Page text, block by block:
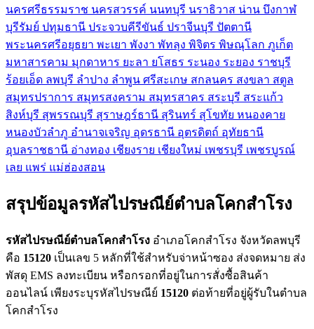
นครศรีธรรมราช นครสวรรค์ นนทบุรี นราธิวาส น่าน บึงกาฬ
บุรีรัมย์ ปทุมธานี ประจวบคีรีขันธ์ ปราจีนบุรี ปัตตานี
พระนครศรีอยุธยา พะเยา พังงา พัทลุง พิจิตร พิษณุโลก ภูเก็ต
มหาสารคาม มุกดาหาร ยะลา ยโสธร ระนอง ระยอง ราชบุรี
ร้อยเอ็ด ลพบุรี ลำปาง ลำพูน ศรีสะเกษ สกลนคร สงขลา สตูล
สมุทรปราการ สมุทรสงคราม สมุทรสาคร สระบุรี สระแก้ว
สิงห์บุรี สุพรรณบุรี สุราษฎร์ธานี สุรินทร์ สุโขทัย หนองคาย
หนองบัวลำภู อำนาจเจริญ อุดรธานี อุตรดิตถ์ อุทัยธานี
อุบลราชธานี อ่างทอง เชียงราย เชียงใหม่ เพชรบุรี เพชรบูรณ์
เลย แพร่ แม่ฮ่องสอน
สรุปข้อมูลรหัสไปรษณีย์ตำบลโคกสำโรง
รหัสไปรษณีย์ตำบลโคกสำโรง อำเภอโคกสำโรง จังหวัดลพบุรี
คือ 15120 เป็นเลข 5 หลักที่ใช้สำหรับจ่าหน้าซอง ส่งจดหมาย ส่ง
พัสดุ EMS ลงทะเบียน หรือกรอกที่อยู่ในการสั่งซื้อสินค้า
ออนไลน์ เพียงระบุรหัสไปรษณีย์ 15120 ต่อท้ายที่อยู่ผู้รับในตำบล
โคกสำโรง